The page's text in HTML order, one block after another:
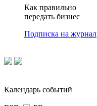
Как правильно
передать бизнес
Подписка на журнал
Календарь событий